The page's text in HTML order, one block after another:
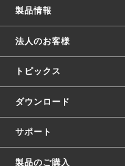
製品情報
法人のお客様
トピックス
ダウンロード
サポート
製品のご購入